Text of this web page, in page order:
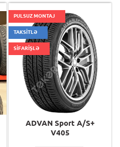
PULSUZ MONTAJ
TAKSİTLƏ
SİFARİŞLƏ
ADVAN Sport A/S+
V405